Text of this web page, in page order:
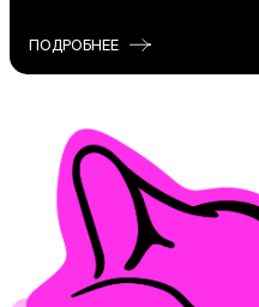
ПОДРОБНЕЕ